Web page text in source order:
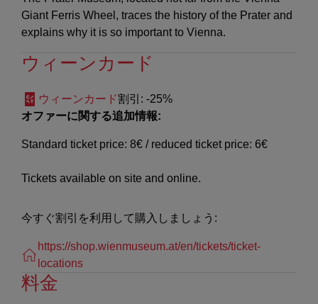
Giant Ferris Wheel, traces the history of the Prater and
explains why it is so important to Vienna.
ウィーンカード
ウィーンカード割引 : -25%
オファーに関する追加情報:
Standard ticket price: 8€ / reduced ticket price: 6€
Tickets available on site and online.
今すぐ割引を利用して購入しましょう:
https://shop.wienmuseum.at/en/tickets/ticket-
locations
料金